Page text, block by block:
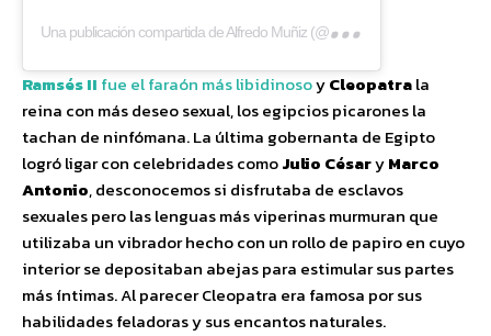
Una
publicación compartida de Alfredo Muñiz (@eltestamentodelgallo)
Ramsés II fue el faraón más libidinosoyCleopatrala
reina con más deseo sexual, los egipcios picarones la
tachan de ninfómana. La última gobernanta de Egipto
logró ligar con celebridades comoJulio CésaryMarco
Antonio, desconocemos si disfrutaba de esclavos
sexuales pero las lenguas más viperinas murmuran que
utilizaba un vibrador hecho con un rollo de papiro en cuyo
interior se depositaban abejas para estimular sus partes
más íntimas. Al parecer Cleopatra era famosa por sus
habilidades feladoras y sus encantos naturales.